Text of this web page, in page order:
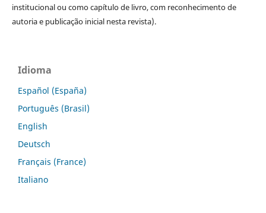
institucional ou como capítulo de livro, com reconhecimento de
autoria e publicação inicial nesta revista).
Idioma
Español (España)
Português (Brasil)
English
Deutsch
Français (France)
Italiano